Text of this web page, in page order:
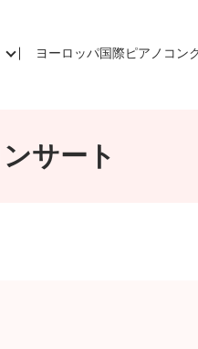
ヨーロッパ国際ピアノコン
サート